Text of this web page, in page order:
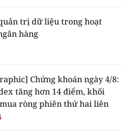
trị dữ liệu trong hoạt
hàng
Chứng khoán ngày 4/8:
tăng hơn 14 điểm, khối
ròng phiên thứ hai liên